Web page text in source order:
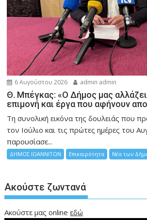
6 Αυγούστου 2026 admin admin
Θ. Μπέγκας: «Ο Δήμος μας
επιμονή και έργα που αφήνουν
Τη συνολική εικόνα της δουλειάς που
τον Ιούλιο και τις πρώτες ημέρες του
παρουσίασε...
ΔΗΜΟΣ ΙΩΑΝΝΙΤΩΝ Επικαιρότητα Νέα των
Ακούστε ζωντανά
Ακούστε μας onlineεδώ